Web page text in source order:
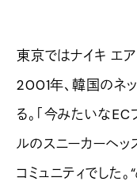
東京ではナイキ エア
2001年、韓国のネ
る。「今みたいなEC
ルのスニーカーヘッ
コミュニティでした